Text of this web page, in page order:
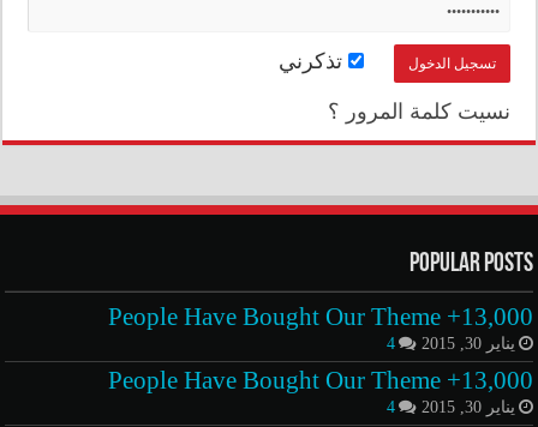
تذكرني
نسيت كلمة المرور ؟
Popular Posts
13,000+ People Have Bought Our Theme
يناير 30, 2015 4
13,000+ People Have Bought Our Theme
يناير 30, 2015 4